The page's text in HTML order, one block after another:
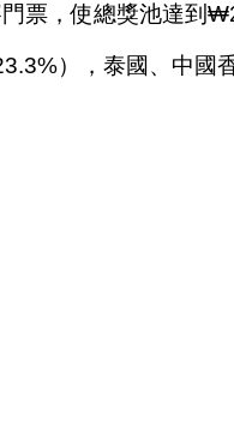
票，使總獎池達到
），泰國、中國